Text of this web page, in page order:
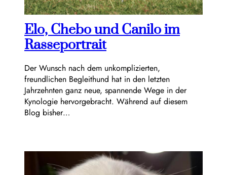
Elo, Chebo und Canilo im
Rasseportrait
Der Wunsch nach dem unkomplizierten,
freundlichen Begleithund hat in den letzten
Jahrzehnten ganz neue, spannende Wege in der
Kynologie hervorgebracht. Während auf diesem
Blog bisher…